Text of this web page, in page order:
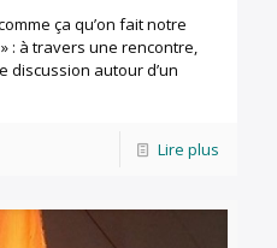
ça qu’on fait notre
: à travers une rencontre,
discussion autour d’un
Lire plus